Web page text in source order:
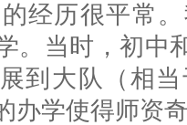
经历很平常
。当时，初中
到大队（相
办学使得师资